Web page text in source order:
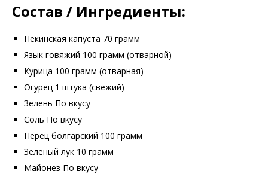
Состав / Ингредиенты:
Пекинская капуста 70 грамм
Язык говяжий 100 грамм (отварной)
Курица 100 грамм (отварная)
Огурец 1 штука (свежий)
Зелень По вкусу
Соль По вкусу
Перец болгарский 100 грамм
Зеленый лук 10 грамм
Майонез По вкусу